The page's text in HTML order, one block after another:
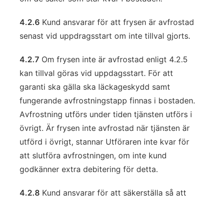
4.2.6 Kund ansvarar för att frysen är avfrostad
senast vid uppdragsstart om inte tillval gjorts.
4.2.7 Om frysen inte är avfrostad enligt 4.2.5
kan tillval göras vid uppdagsstart. För att
garanti ska gälla ska läckageskydd samt
fungerande avfrostningstapp finnas i bostaden.
Avfrostning utförs under tiden tjänsten utförs i
övrigt. Är frysen inte avfrostad när tjänsten är
utförd i övrigt, stannar Utföraren inte kvar för
att slutföra avfrostningen, om inte kund
godkänner extra debitering för detta.
4.2.8 Kund ansvarar för att säkerställa så att